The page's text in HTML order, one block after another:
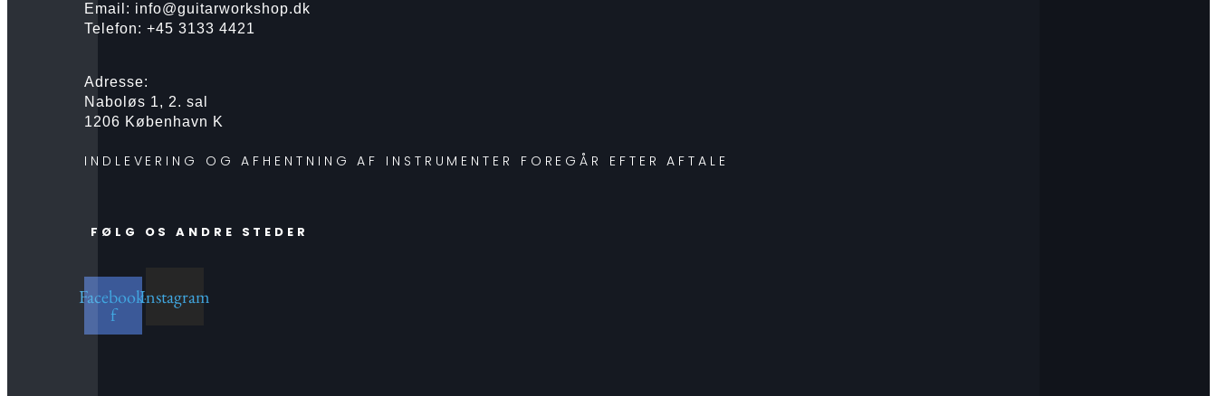
Email: info@guitarworkshop.dk
Telefon: +45 3133 4421
Adresse:
Naboløs 1, 2. sal
1206 København K
INDLEVERING OG AFHENTNING AF INSTRUMENTER FOREGÅR EFTER AFTALE
FØLG OS ANDRE STEDER
Facebook-
f
Instagram